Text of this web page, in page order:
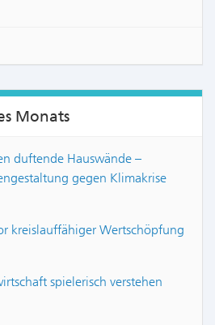
Monats
duftende Hauswände –
gegen Klimakrise
kreislauffähiger Wertschöpfung
spielerisch verstehen